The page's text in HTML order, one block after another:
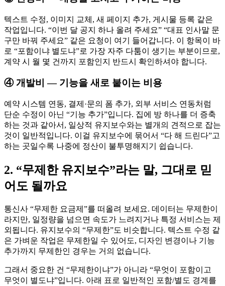
텍스트 수정, 이미지 교체, 새 페이지 추가, 게시물 등록 같은
작업입니다. “이번 달 공지 하나 올려 주세요” “대표 인사말 문
구만 바꿔 주세요” 같은 요청이 여기 들어갑니다. 이 항목이 바
로 “포함이냐 별도냐”로 가장 자주 다툼이 생기는 부분이므로,
계약 시 월 몇 건까지 포함인지 반드시 확인하셔야 합니다.
④ 개발비 — 기능을 새로 붙이는 비용
예약 시스템 연동, 결제·문의 폼 추가, 외부 서비스 연동처럼
단순 수정이 아닌 “기능 추가”입니다. 집에 방 하나를 더 증축
하는 것과 같아서, 일상적 유지보수와는 별개의 견적으로 잡는
것이 일반적입니다. 이걸 유지보수에 묶어서 “다 해 드린다”고
하는 곳일수록 나중에 정산이 불투명해지기 쉽습니다.
2. “무제한 유지보수”라는 말, 그대로 믿
어도 될까요
통신사 “무제한 요금제”를 떠올려 보세요. 데이터는 무제한이
라지만, 일정량을 넘으면 속도가 느려지거나 특정 서비스는 제
외됩니다. 유지보수의 “무제한”도 비슷합니다. 텍스트 수정 같
은 가벼운 작업은 무제한일 수 있어도, 디자인 변경이나 기능
추가까지 무제한인 경우는 거의 없습니다.
그래서 중요한 건 “무제한이냐”가 아니라 “무엇이 포함이고
무엇이 별도냐”입니다. 아래 표로 일반적인 포함/별도 경계를